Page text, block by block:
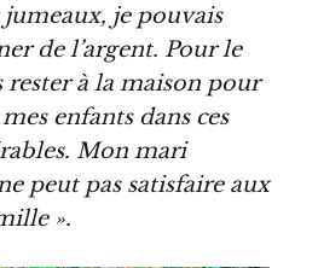
jumeaux, je pouvais
de l’argent. Pour le
à la maison pour
enfants dans ces
Mon mari
peut pas satisfaire aux
».